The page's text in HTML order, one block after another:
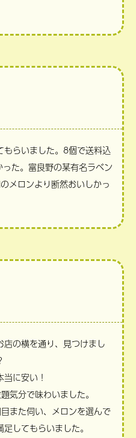
もらいました。8個で送料込
た。富良野の某有名ラベン
メロンより断然おいしかっ
の横を通り、見つけまし
に安い！
気分で味わいました。
また伺い、メロンを選んで
してもらいました。